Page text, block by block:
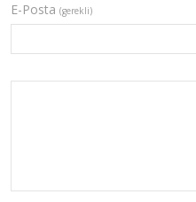
E-Posta (gerekli)